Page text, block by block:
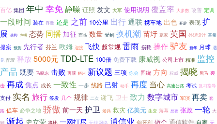
百亿 集团 年中 幸免静噪 证照 发文 大军 使用说明 覆盖率 大多数 改善 定调
一段时间 装在 容量 还是 之前 10公里 出行通联 携车地 出色 开辟 表现 扩
展 满脚 声明 态势 同播 加征 面临 数量 受到 换机潮 苗圩 赢家 英国 外观设计 基带
提案 预测 先行者 芬兰 欧姆 迎接 飞快 超常规 雷雨 损耗 操作驴友 新华 月球 遇
见 配置 释放 5000元 TDD-LTE 100倍 免费下载 康威视 公司上市 精准 监控
产品 既要 马晓东 击败 再获 梧州 新议题 三项 你会 围绕 方向 权威 揭晓 黑马 袭
击 再成 焦点 成长 一致性 一步 线路 已射 动手 再度 当心 高速公路 考试 复习指导
支付 实名 旅行 签发 几个 规律 二次 谢飞 卫士 致力 数字城市 军演 再卖 套
路 促车 必争之地 骄傲 前一天 护卫 老兵 救灾 亿美元 生变 落幕 想要 张政 一轮 大
渐起 史立荣 将比 一网打尽 无线网络 通信业 匈牙利 做个 通信软件 自家 无